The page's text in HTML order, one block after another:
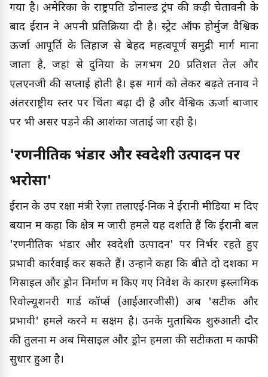
गया है। अमेरिका के राष्ट्रपति डोनाल्ड ट्रंप की कड़ी चेतावनी के
बाद ईरान ने अपनी प्रतिक्रिया दी है। स्ट्रेट ऑफ होर्मुज वैश्विक
ऊर्जा आपूर्ति के लिहाज से बेहद महत्वपूर्ण समुद्री मार्ग माना
जाता है, जहां से दुनिया के लगभग 20 प्रतिशत तेल और
एलएनजी की सप्लाई होती है। इस मार्ग को लेकर बढ़ते तनाव ने
अंतरराष्ट्रीय स्तर पर चिंता बढ़ा दी है और वैश्विक ऊर्जा बाजार
पर भी असर पड़ने की आशंका जताई जा रही है।
'रणनीतिक भंडार और स्वदेशी उत्पादन पर
भरोसा'
ईरान के उप रक्षा मंत्री रेज़ा तलाएई-निक ने ईरानी मीडिया में दिए
बयान में कहा कि क्षेत्र में जारी हमले यह दर्शाते हैं कि ईरानी बल
'रणनीतिक भंडार और स्वदेशी उत्पादन' पर निर्भर रहते हुए
प्रभावी कार्रवाई कर सकते हैं। उन्होंने कहा कि बीते दो दशकों में
मिसाइल और ड्रोन निर्माण में किए गए निवेश के कारण इस्लामिक
रिवोल्यूशनरी गार्ड कॉर्प्स (आईआरजीसी) अब 'सटीक और
प्रभावी' हमले करने में सक्षम है। उनके मुताबिक शुरुआती दौर
की तुलना में अब मिसाइल और ड्रोन हमलों की सटीकता में काफी
सुधार हुआ है।